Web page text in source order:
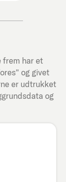
frem har et
" og givet
er udtrukket
og